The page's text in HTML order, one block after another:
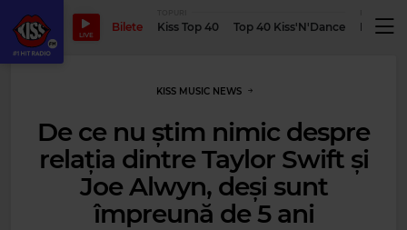
LIVE
Bilete Kiss Top 40 Top 40 Kiss'N'Dance
KISS MUSIC NEWS
De ce nu știm nimic despre
relația dintre Taylor Swift și
Joe Alwyn, deși sunt
împreună de 5 ani